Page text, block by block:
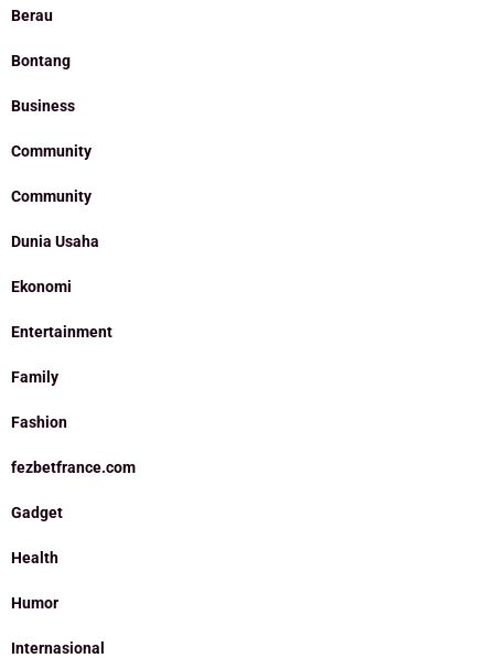
Berau
Bontang
Business
Community
Community
Dunia Usaha
Ekonomi
Entertainment
Family
Fashion
fezbetfrance.com
Gadget
Health
Humor
Internasional